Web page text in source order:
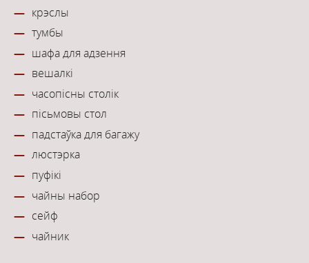
крэслы
тумбы
шафа для адзення
вешалкі
часопісны столік
пісьмовы стол
падстаўка для багажу
люстэрка
пуфікі
чайны набор
сейф
чайник